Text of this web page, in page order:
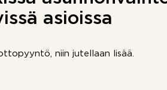
asioissa
niin jutellaan lisää.